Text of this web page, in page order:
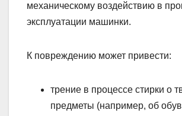
механическому воздействию в
эксплуатации машинки.
К повреждению может привести:
трение в процессе стирки о
предметы (например, об